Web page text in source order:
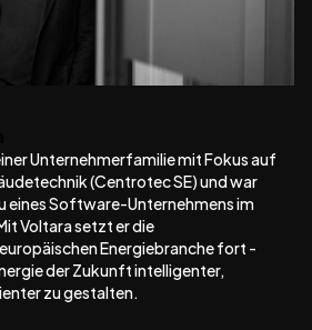
Unternehmerfamilie mit Fokus auf
(Centrotec SE) und war
eines Software-Unternehmens im
Voltara setzt er die
Energiebranche fort -
der Zukunft intelligenter,
zu gestalten.